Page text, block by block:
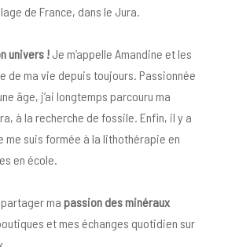
de France, dans le Jura.
univers !Je m’appelle Amandine et les
de ma vie depuis toujours. Passionnée
âge, j’ai longtemps parcouru ma
à la recherche de fossile. Enfin, il y a
me suis formée à la lithothérapie en
en école.
partager mapassion des minéraux
et mes échanges quotidien sur